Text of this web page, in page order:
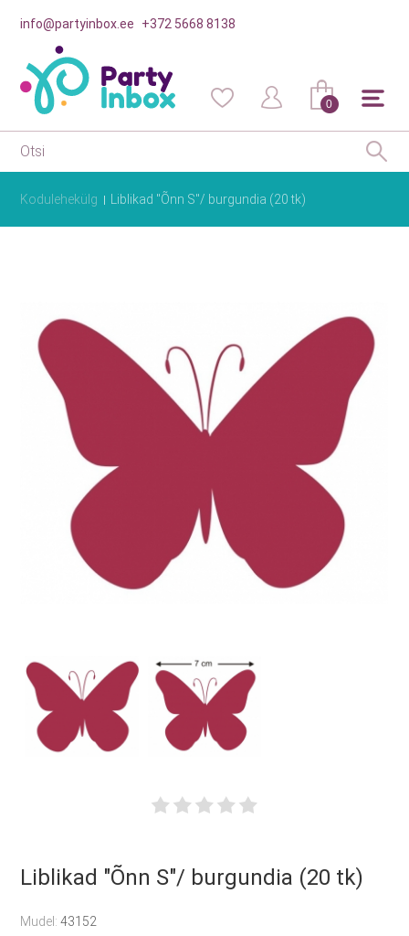
info@partyinbox.ee +372 5668 8138
0
Kodulehekülg Liblikad "Õnn S"/ burgundia (20 tk)
Liblikad "Õnn S"/ burgundia (20 tk)
Mudel:43152